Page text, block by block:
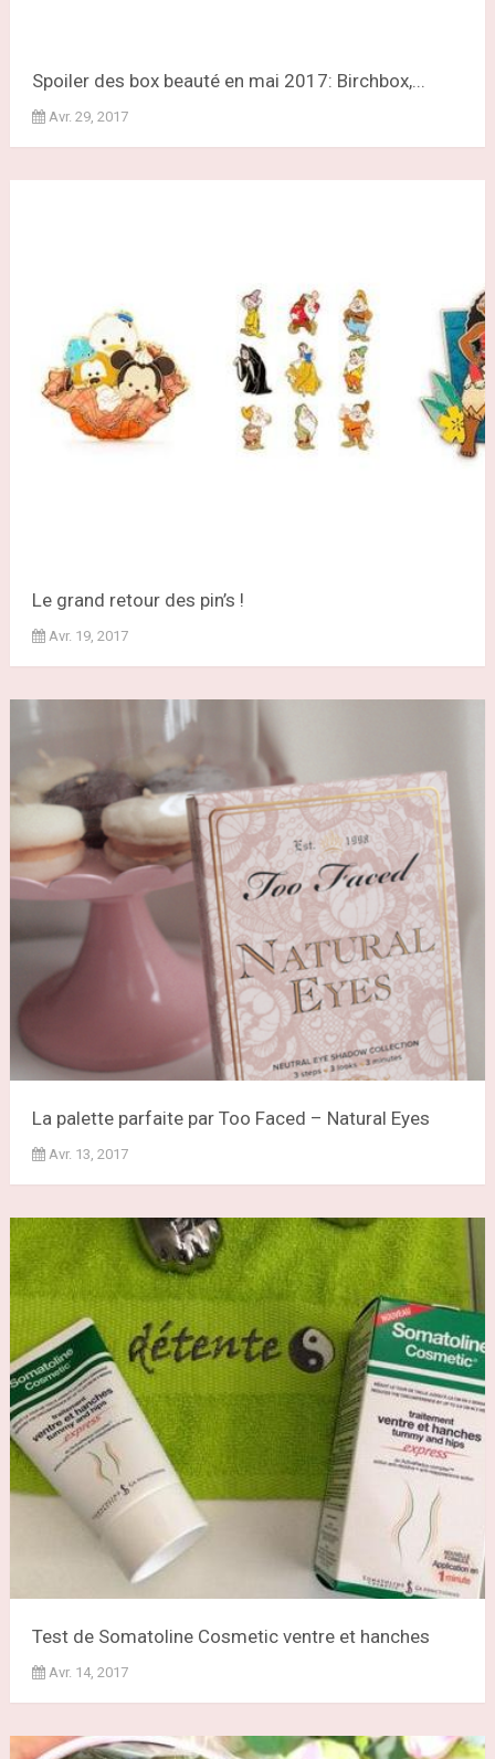
Spoiler des box beauté en mai 2017: Birchbox,...
Avr. 29, 2017
Le grand retour des pin’s !
Avr. 19, 2017
La palette parfaite par Too Faced – Natural Eyes
Avr. 13, 2017
Test de Somatoline Cosmetic ventre et hanches
Avr. 14, 2017